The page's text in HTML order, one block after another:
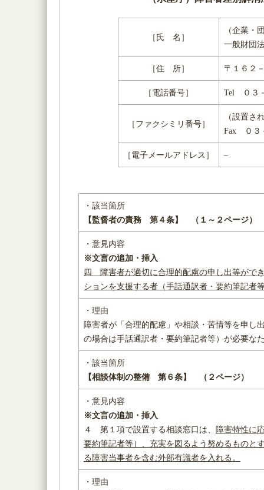
［氏 名］
（企業・
一般財団
［住 所］ 〒１６２
［電話番号］ Tel ０３
［ファクシミリ番号］
（設置さ
Fax ０３
［電子メールアドレス］ –
・該当箇所
【監督者の責務 第４条】 （１～２ページ）
・意見内容
※文言の追加・挿入
四 障害者が適切に合理的配慮の申し出等がで
ションを支援する者（手話通訳者・要約筆記者
・理由
障害者が「合理的配慮」や相談・苦情等を申し
の場合は手話通訳者・要約筆記者等）が必要な
・該当箇所
【相談体制の整備 第６条】
（２ページ）
・意見内容
※文言の追加・挿入
４ 第１項で設置する相談窓口は、 障害特性に
要約筆記者等）、充実を図るよう努めるものと
る障害当事者を含む外部有識者を入れる 。
・理由